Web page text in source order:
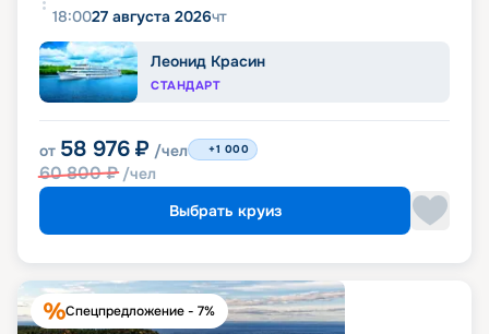
18:0027 августа 2026чт
Леонид Красин
СТАНДАРТ
от 58 976 ₽ /чел
60 800₽ /чел
+1 000
Выбрать круиз
Спецпредложение - 7%